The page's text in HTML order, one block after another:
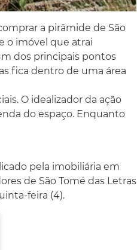
a pirâmide de São
o imóvel que atrai
dos principais pontos
fica dentro de uma área
O idealizador da ação
do espaço. Enquanto
pela imobiliária em
de São Tomé das Letras
feira (4).